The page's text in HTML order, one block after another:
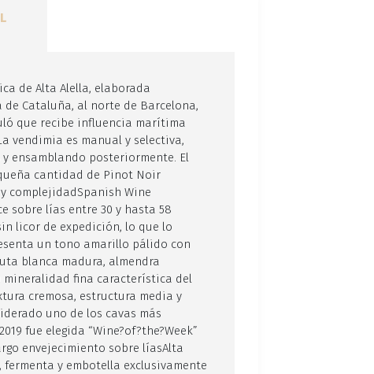
de Alta Alella, elaborada
Cataluña, al norte de Barcelona,
que recibe influencia marítima
vendimia es manual y selectiva,
ensamblando posteriormente. El
cantidad de Pinot Noir
complejidadSpanish Wine
sobre lías entre 30 y hasta 58
licor de expedición, lo que lo
un tono amarillo pálido con
blanca madura, almendra
fina característica del
cremosa, estructura media y
uno de los cavas más
fue elegida “Wine?of?the?Week”
envejecimiento sobre líasAlta
y embotella exclusivamente